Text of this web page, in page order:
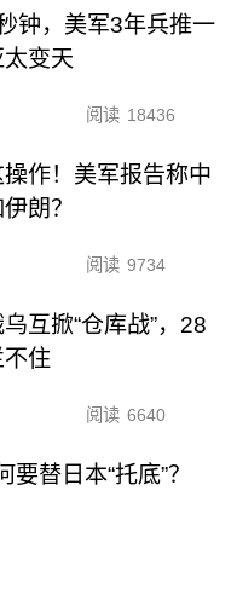
钟，美军3年兵推一
变天
阅读 18436
作！美军报告称中
朗？
阅读 9734
互掀“仓库战”，28
住
阅读 6640
替日本“托底”？